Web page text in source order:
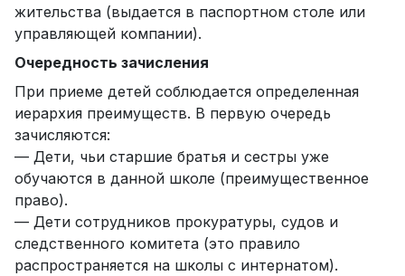
жительства (выдается в паспортном столе или
управляющей компании).
Очередность зачисления
При приеме детей соблюдается определенная
иерархия преимуществ. В первую очередь
зачисляются:
— Дети, чьи старшие братья и сестры уже
обучаются в данной школе (преимущественное
право).
— Дети сотрудников прокуратуры, судов и
следственного комитета (это правило
распространяется на школы с интернатом).